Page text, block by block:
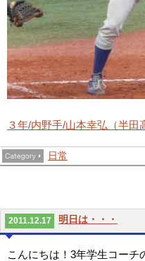
３年/内野手/山本幸弘（半田
日常
2011.12.17 明日は・・・
こんにちは！3年学生コーチ